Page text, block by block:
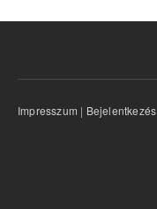
Impresszum | Bejelentkezés